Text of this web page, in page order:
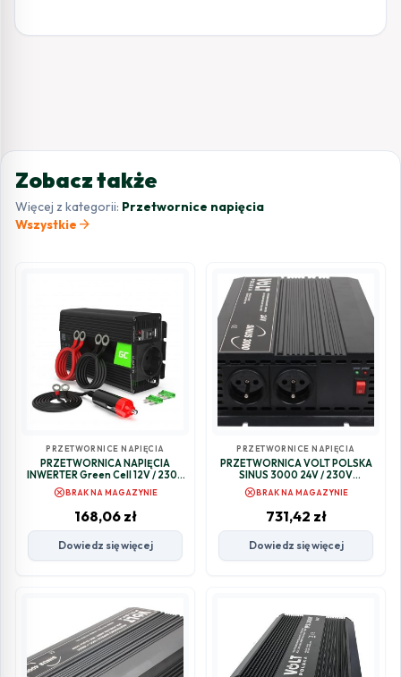
Zobacz także
Więcej z kategorii: Przetwornice napięcia
Wszystkie arrow_forward
PRZETWORNICE NAPIĘCIA
PRZETWORNICA NAPIĘCIA
INWERTER Green Cell 12V / 230V
300W/600W CZYSTA
SINUSOIDA INV05DE
cancelBRAK NA MAGAZYNIE
168,06 zł
Dowiedz się więcej
PRZETWORNICE NAPIĘCIA
PRZETWORNICA VOLT POLSKA
SINUS 3000 24V / 230V
1500/3000W
cancelBRAK NA MAGAZYNIE
731,42 zł
Dowiedz się więcej